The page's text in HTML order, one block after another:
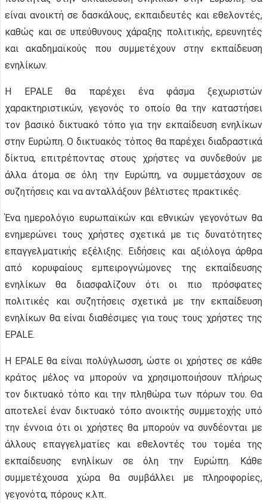
είναι ανοικτή σε δασκάλους, εκπαιδευτές και εθελοντές,
καθώς και σε υπεύθυνους χάραξης πολιτικής, ερευνητές
και ακαδημαϊκούς που συμμετέχουν στην εκπαίδευση
ενηλίκων.
Η EPALE θα παρέχει ένα φάσμα ξεχωριστών
χαρακτηριστικών, γεγονός το οποίο θα την καταστήσει
τον βασικό δικτυακό τόπο για την εκπαίδευση ενηλίκων
στην Ευρώπη. Ο δικτυακός τόπος θα παρέχει διαδραστικά
δίκτυα, επιτρέποντας στους χρήστες να συνδεθούν με
άλλα άτομα σε όλη την Ευρώπη, να συμμετάσχουν σε
συζητήσεις και να ανταλλάξουν βέλτιστες πρακτικές.
Ένα ημερολόγιο ευρωπαϊκών και εθνικών γεγονότων θα
ενημερώνει τους χρήστες σχετικά με τις δυνατότητες
επαγγελματικής εξέλιξης. Ειδήσεις και αξιόλογα άρθρα
από κορυφαίους εμπειρογνώμονες της εκπαίδευσης
ενηλίκων θα διασφαλίζουν ότι οι πιο πρόσφατες
πολιτικές και συζητήσεις σχετικά με την εκπαίδευση
ενηλίκων θα είναι διαθέσιμες για τους τους χρήστες της
EPALE.
Η EPALE θα είναι πολύγλωσση, ώστε οι χρήστες σε κάθε
κράτος μέλος να μπορούν να χρησιμοποιήσουν πλήρως
τον δικτυακό τόπο και την πληθώρα των πόρων του. Θα
αποτελεί έναν δικτυακό τόπο ανοικτής συμμετοχής υπό
την έννοια ότι οι χρήστες θα μπορούν να συνδέονται με
άλλους επαγγελματίες και εθελοντές του τομέα της
εκπαίδευσης ενηλίκων σε όλη την Ευρώπη. Κάθε
συμμετέχουσα χώρα θα συμβάλλει με πληροφορίες,
γεγονότα, πόρους κ.λπ.